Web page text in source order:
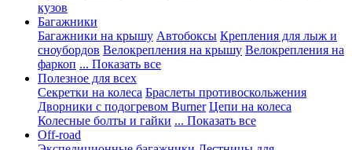
кузов
Багажники
Багажники на крышу Автобоксы Крепления для лыж и
сноубордов Велокрепления на крышу Велокрепления на
фаркоп ... Показать все
Полезное для всех
Секретки на колеса Браслеты противоскольжения
Дворники с подогревом Burner Цепи на колеса
Колесные болты и гайки ... Показать все
Off-road